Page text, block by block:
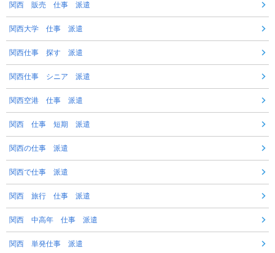
関西 販売 仕事 派遣
関西大学 仕事 派遣
関西仕事 探す 派遣
関西仕事 シニア 派遣
関西空港 仕事 派遣
関西 仕事 短期 派遣
関西の仕事 派遣
関西で仕事 派遣
関西 旅行 仕事 派遣
関西 中高年 仕事 派遣
関西 単発仕事 派遣